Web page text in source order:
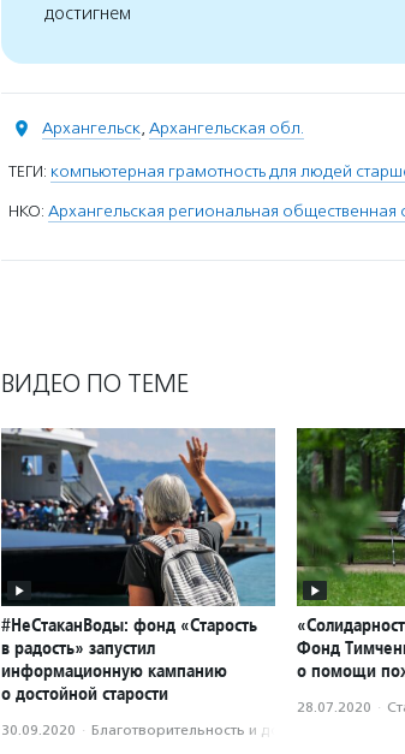
достигнем
Архангельск, Архангельская обл.
ТЕГИ: компьютерная грамотность для людей
НКО: Архангельская региональная
ВИДЕО ПО ТЕМЕ
#НеСтаканВоды: фонд «Старость
в радость» запустил
информационную кампанию
о достойной старости
30.09.2020 · Благотвори­тель­ность и доброволь­чест­во
Фонд
о помощи
28.07.2020 ·